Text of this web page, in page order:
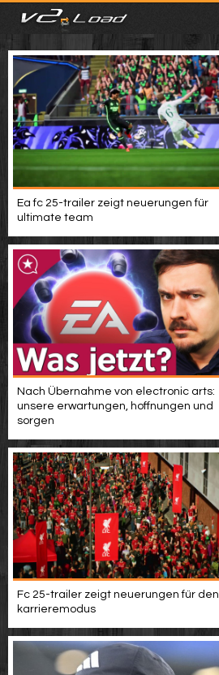
meist gesehen
neuste
kategorien
Menu
mit facebook anmelden
Informationen
Werbung
Video suchen
Ea fc 25-trailer zeigt neuerungen für
ultimate team
Nach Übernahme von electronic arts:
unsere erwartungen, hoffnungen und
sorgen
Fc 25-trailer zeigt neuerungen für den
karrieremodus